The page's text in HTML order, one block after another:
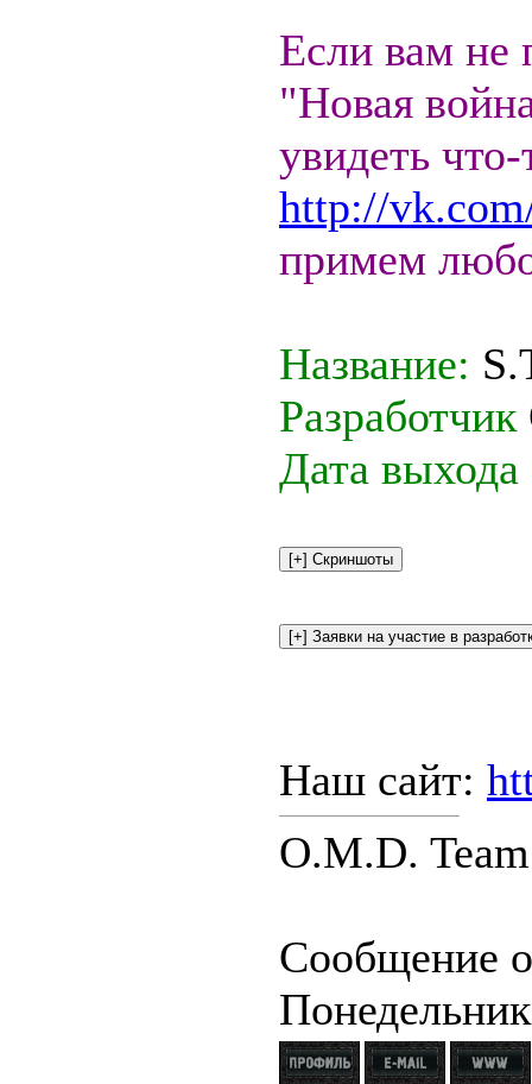
Если вам не
"Новая
увидеть
http://
примем
Название:
Разработчик
Дата выхода
Наш сайт:
O.M.D.
Сообщение